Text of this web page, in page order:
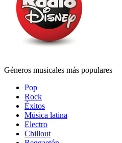
Géneros musicales más populares
Pop
Rock
Éxitos
Música latina
Electro
Chillout